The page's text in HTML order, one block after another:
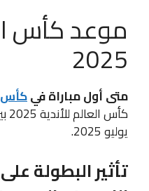
موعد كأس
2025
متى أول مباراة فيكأس
يوليو 2025.
تأثير البطولة